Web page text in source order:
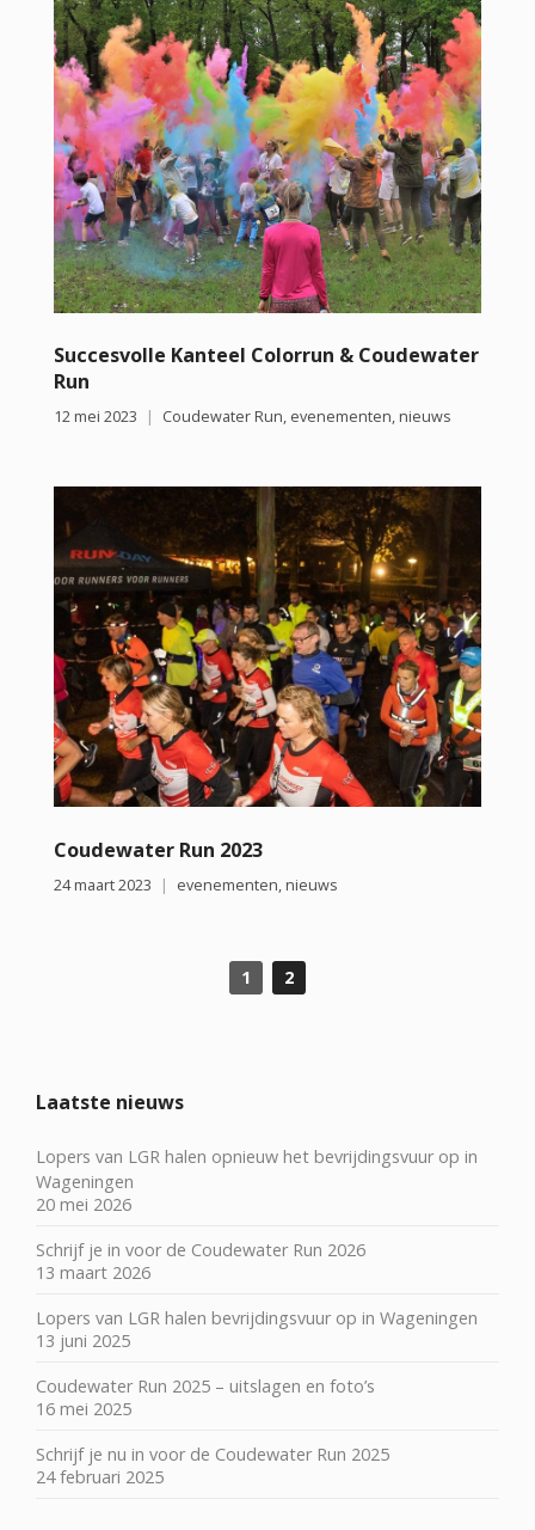
Succesvolle Kanteel Colorrun & Coudewater
Run
12 mei 2023 Coudewater Run, evenementen, nieuws
Coudewater Run 2023
24 maart 2023 evenementen, nieuws
1 2
Laatste nieuws
Lopers van LGR halen opnieuw het bevrijdingsvuur op in
Wageningen
20 mei 2026
Schrijf je in voor de Coudewater Run 2026
13 maart 2026
Lopers van LGR halen bevrijdingsvuur op in Wageningen
13 juni 2025
Coudewater Run 2025 – uitslagen en foto’s
16 mei 2025
Schrijf je nu in voor de Coudewater Run 2025
24 februari 2025